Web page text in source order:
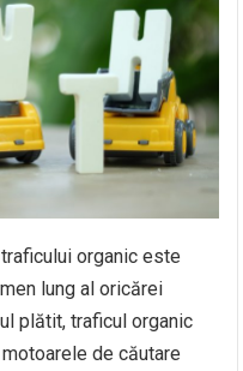
organic este
lung al oricărei
plătit, traficul organic
de căutare